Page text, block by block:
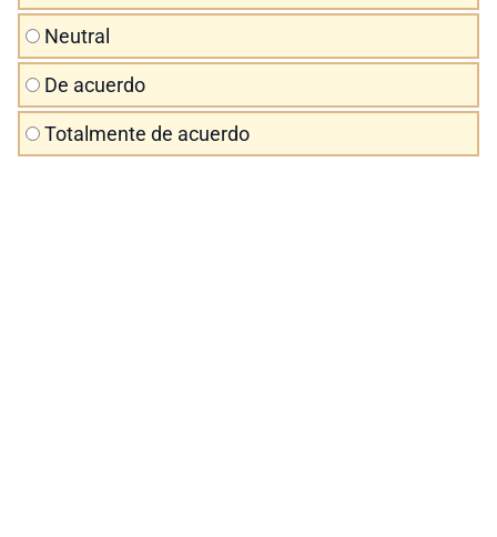
Neutral
De acuerdo
Totalmente de acuerdo